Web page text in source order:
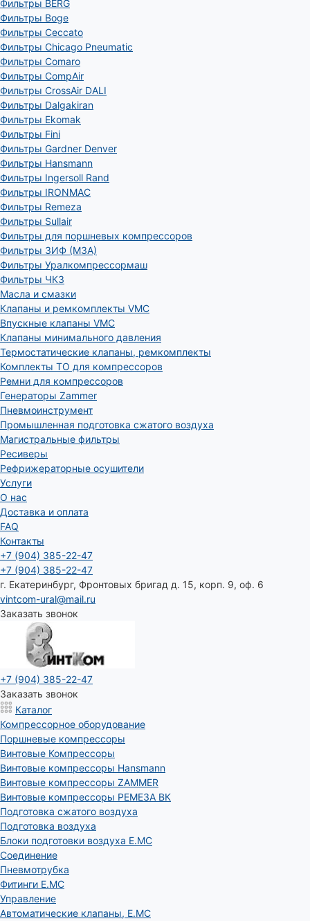
Фильтры BERG
Фильтры Boge
Фильтры Ceccato
Фильтры Chicago Pneumatic
Фильтры Comaro
Фильтры CompAir
Фильтры CrossAir DALI
Фильтры Dalgakiran
Фильтры Ekomak
Фильтры Fini
Фильтры Gardner Denver
Фильтры Hansmann
Фильтры Ingersoll Rand
Фильтры IRONMAC
Фильтры Remeza
Фильтры Sullair
Фильтры для поршневых компрессоров
Фильтры ЗИФ (МЗА)
Фильтры Уралкомпрессормаш
Фильтры ЧКЗ
Масла и смазки
Клапаны и ремкомплекты VMC
Впускные клапаны VMC
Клапаны минимального давления
Термостатические клапаны, ремкомплекты
Комплекты ТО для компрессоров
Ремни для компрессоров
Генераторы Zammer
Пневмоинструмент
Промышленная подготовка сжатого воздуха
Магистральные фильтры
Ресиверы
Рефрижераторные осушители
Услуги
О нас
Доставка и оплата
FAQ
Контакты
+7 (904) 385-22-47
+7 (904) 385-22-47
г. Екатеринбург, Фронтовых бригад д. 15, корп. 9, оф. 6
vintcom-ural@mail.ru
Заказать звонок
+7 (904) 385-22-47
Заказать звонок
Каталог
Компрессорное оборудование
Поршневые компрессоры
Винтовые Компрессоры
Винтовые компрессоры Hansmann
Винтовые компрессоры ZAMMER
Винтовые компрессоры РЕМЕЗА ВК
Подготовка сжатого воздуха
Подготовка воздуха
Блоки подготовки воздуха E.MC
Соединение
Пневмотрубка
Фитинги E.MC
Управление
Автоматические клапаны, Е.МС